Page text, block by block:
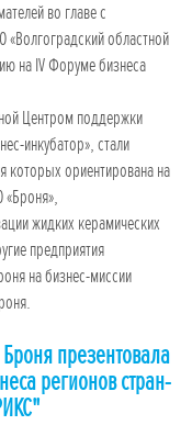
во главе с
«Волгоградский областной
на IV Форуме бизнеса
Центром поддержки
инкубатор», стали
которых ориентирована на
жидких керамических
предприятия
на бизнес-миссии
презентовала
регионов стран-